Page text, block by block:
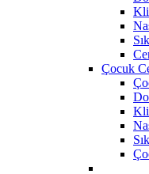
Çocuk